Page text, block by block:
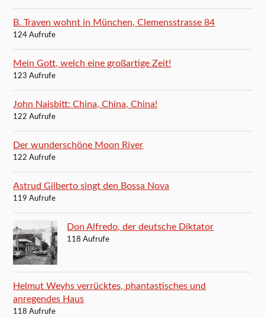
B. Traven wohnt in München, Clemensstrasse 84
124 Aufrufe
Mein Gott, welch eine großartige Zeit!
123 Aufrufe
John Naisbitt: China, China, China!
122 Aufrufe
Der wunderschöne Moon River
122 Aufrufe
Astrud Gilberto singt den Bossa Nova
119 Aufrufe
Don Alfredo, der deutsche Diktator
118 Aufrufe
Helmut Weyhs verrücktes, phantastisches und
anregendes Haus
118 Aufrufe